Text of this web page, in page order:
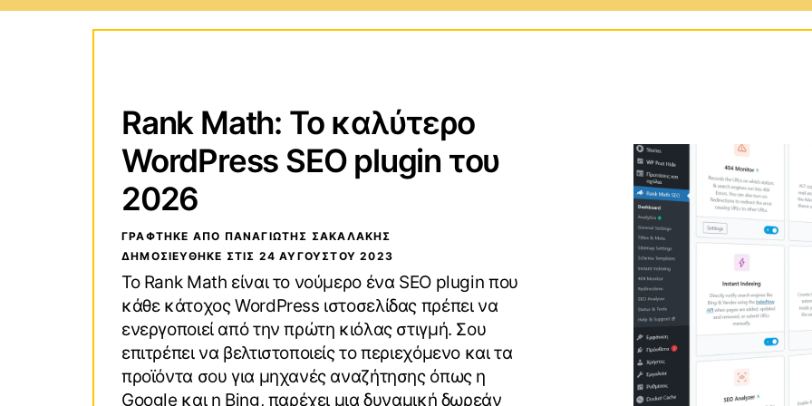
Οδηγοί Αγορών
VPN (Virtual Private Network)
macOS
Android
Browsers
Gaming
Αγώνες και Αθλήματα
Rank Math: Το καλύτερο
WordPress SEO plugin του
2026
ΓΡΑΦΤΗΚΕ ΑΠΟ ΠΑΝΑΓΙΏΤΗΣ ΣΑΚΑΛΆΚΗΣ
ΔΗΜΟΣΙΕΥΘΗΚΕ ΣΤΙΣ 24 ΑΥΓΟΎΣΤΟΥ 2023
Το Rank Math είναι το νούμερο ένα SEO plugin που
κάθε κάτοχος WordPress ιστοσελίδας πρέπει να
ενεργοποιεί από την πρώτη κιόλας στιγμή. Σου
επιτρέπει να βελτιστοποιείς το περιεχόμενο και τα
προϊόντα σου για μηχανές αναζήτησης όπως η
Google και η Bing, παρέχει μια δυναμική δωρεάν